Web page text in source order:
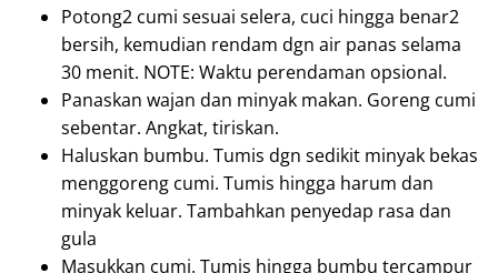
Potong2 cumi sesuai selera, cuci hingga benar2
bersih, kemudian rendam dgn air panas selama
30 menit. NOTE: Waktu perendaman opsional.
Panaskan wajan dan minyak makan. Goreng cumi
sebentar. Angkat, tiriskan.
Haluskan bumbu. Tumis dgn sedikit minyak bekas
menggoreng cumi. Tumis hingga harum dan
minyak keluar. Tambahkan penyedap rasa dan
gula
Masukkan cumi. Tumis hingga bumbu tercampur